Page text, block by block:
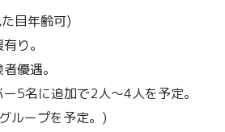
目年齢可)
り。
優遇。
5名に追加で2人〜4人を予定。
ループを予定。)